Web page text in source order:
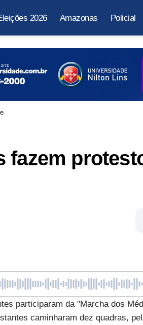
2026 Amazonas Policial
fazem
participaram da "Marcha dos
caminharam dez quadras,